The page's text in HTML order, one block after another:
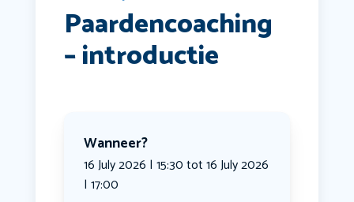
Paardencoaching
– introductie
Wanneer?
16 July 2026 | 15:30 tot 16 July 2026
| 17:00